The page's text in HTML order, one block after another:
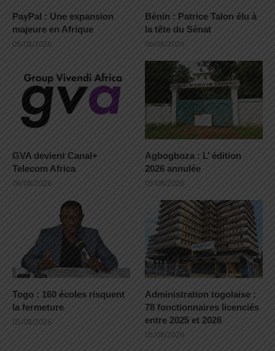
PayPal : Une expansion
majeure en Afrique
06/08/2026
Bénin : Patrice Talon élu à
la tête du Sénat
06/08/2026
GVA devient Canal+
Telecom Africa
06/08/2026
Agbogboza : L’ édition
2026 annulée
05/08/2026
Togo : 160 écoles risquent
la fermeture
05/08/2026
Administration togolaise :
78 fonctionnaires licenciés
entre 2025 et 2026
05/08/2026